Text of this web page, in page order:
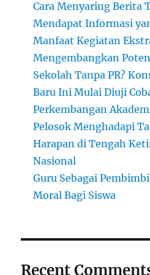
Cara Menyaring Berita
Mendapat Informasi
Manfaat Kegiatan
Mengembangkan
Sekolah Tanpa PR?
Baru Ini Mulai Diuji
Perkembangan
Pelosok Menghadapi
Harapan di Tengah
Nasional
Guru Sebagai
Moral Bagi Siswa
Recent